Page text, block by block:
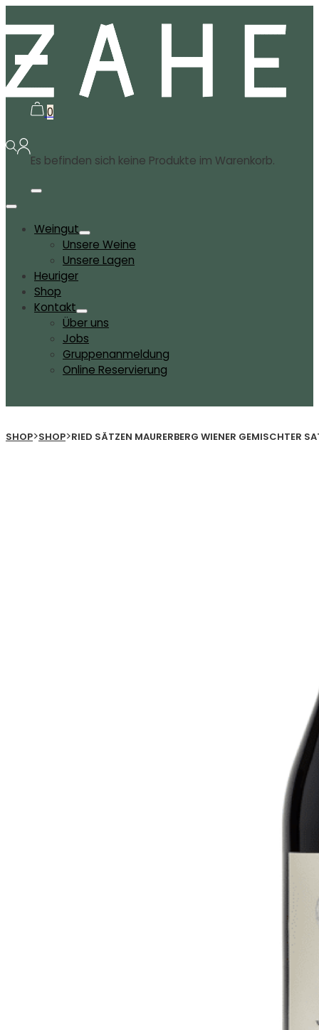
0
Es befinden sich keine Produkte im Warenkorb.
Weingut
Unsere Weine
Unsere Lagen
Heuriger
Shop
Kontakt
Über uns
Jobs
Gruppenanmeldung
Online Reservierung
SHOP>SHOP>RIED SÄTZEN MAURERBERG WIENER GEMISCHTER